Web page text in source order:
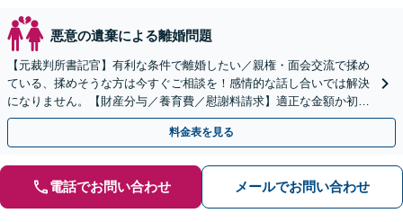
悪意の遺棄による離婚問題
【元裁判所書記官】有利な条件で離婚したい／親権・面会交流で揉め
ている、揉めそうな方は今すぐご相談を！感情的な話し合いでは解決
になりません。【財産分与／養育費／慰謝料請求】適正な金額か初回
面談でアドバイス【子連れ相談可】
料金表を見る
電話でお問い合わせ メールでお問い合わせ